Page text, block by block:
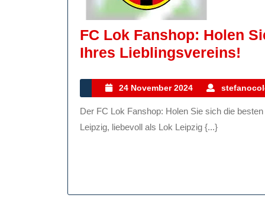
FC Lok Fanshop: Holen
Ihres Lieblingsvereins!
24 November 2024
24
November
2024
Der FC Lok Fanshop: Holen Sie sich die besten Fanartikel Ihres Lieblingsvereins Der FC Lokomotive
Leipzig, liebevoll als Lok Leipzig {...}